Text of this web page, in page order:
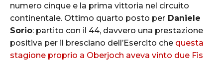
numero cinque e la prima vittoria nel circuito
continentale. Ottimo quarto posto per Daniele
Sorio: partito con il 44, davvero una prestazione
positiva per il bresciano dell’Esercito che questa
stagione proprio a Oberjoch aveva vinto due Fis